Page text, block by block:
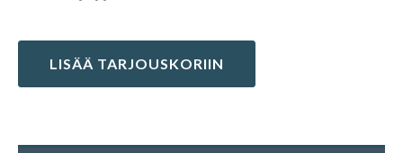
LISÄÄ TARJOUSKORIIN